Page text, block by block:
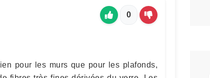
0
pour les murs que pour les plafonds,